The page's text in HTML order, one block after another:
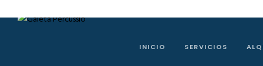
INICIO SERVICIOS